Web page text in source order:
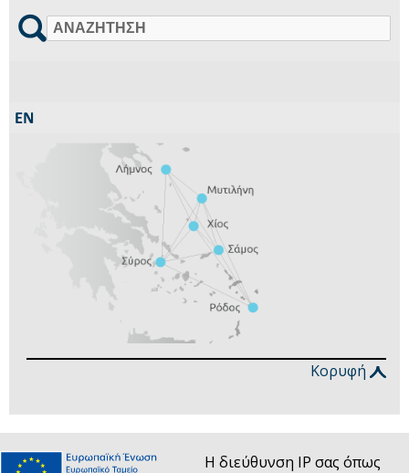
Αναζήτηση
Κορυφή
Η διεύθυνση IP σας όπως